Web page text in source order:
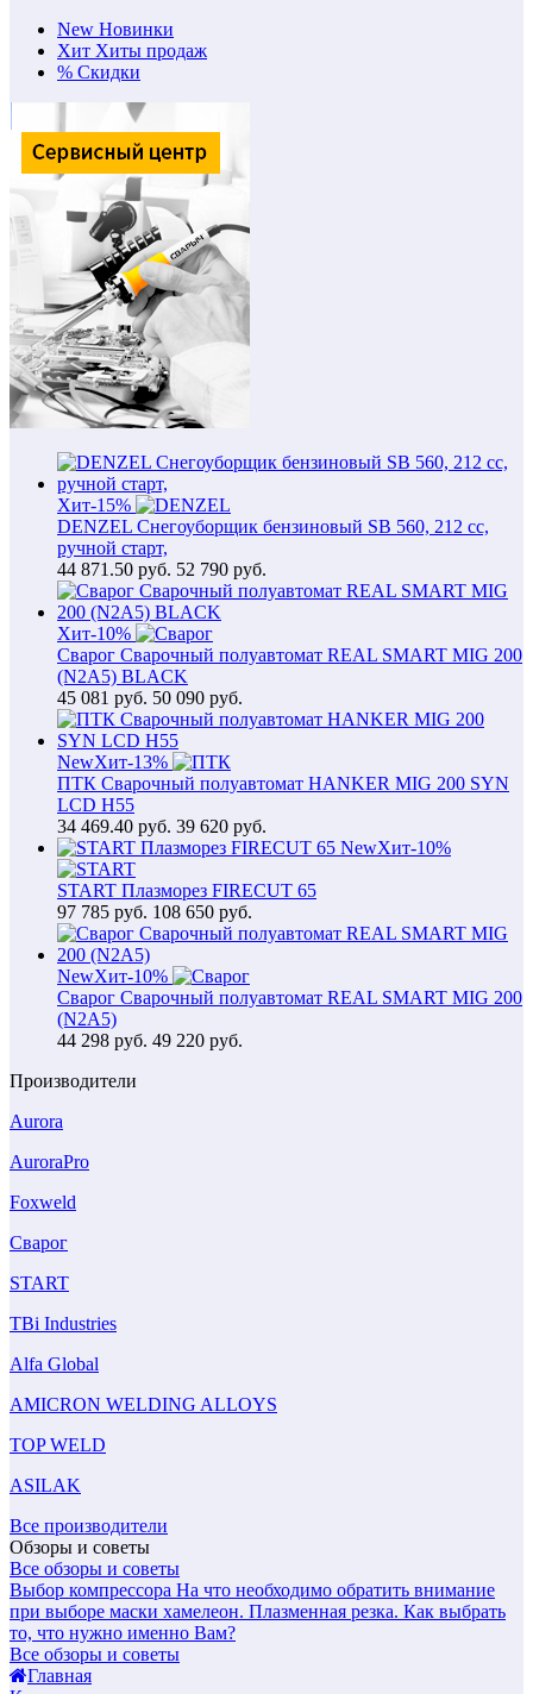
New Новинки
Хит Хиты продаж
% Скидки
Хит-15%
DENZEL Снегоуборщик бензиновый SB 560, 212 cc,
ручной старт,
44 871.50 руб. 52 790 руб.
Хит-10%
Сварог Сварочный полуавтомат REAL SMART MIG 200
(N2A5) BLACK
45 081 руб. 50 090 руб.
NewХит-13%
ПТК Сварочный полуавтомат HANKER MIG 200 SYN
LCD H55
34 469.40 руб. 39 620 руб.
NewХит-10%
START Плазморез FIRECUT 65
97 785 руб. 108 650 руб.
NewХит-10%
Сварог Сварочный полуавтомат REAL SMART MIG 200
(N2A5)
44 298 руб. 49 220 руб.
Производители
Aurora
AuroraPro
Foxweld
Сварог
START
TBi Industries
Alfa Global
AMICRON WELDING ALLOYS
TOP WELD
ASILAK
Все производители
Обзоры и советы
Все обзоры и советы
Выбор компрессора На что необходимо обратить внимание
при выборе маски хамелеон. Плазменная резка. Как выбрать
то, что нужно именно Вам?
Все обзоры и советы
Главная